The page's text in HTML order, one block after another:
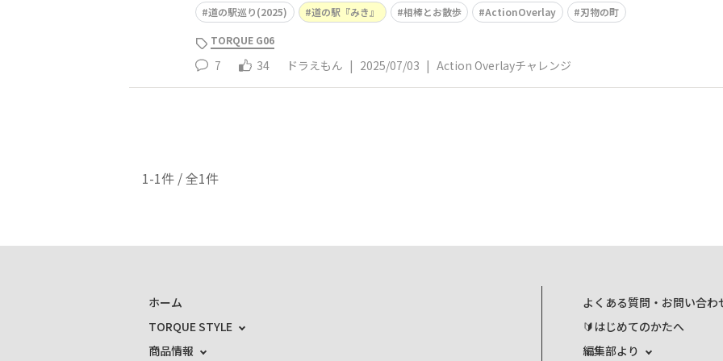
道の駅巡り(2025) 道の駅『みき』 相棒とお散歩 ActionOverlay 刃物の町
TORQUE G06
7 34 ドラえもん | 2025/07/03 | Action Overlayチャレンジ
1-1件 / 全1件
ホーム
TORQUE STYLE
商品情報
よくある質問・お問い合わ
🔰はじめてのかたへ
編集部より